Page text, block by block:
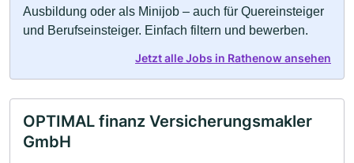
Ausbildung oder als Minijob – auch für Quereinsteiger
und Berufseinsteiger. Einfach filtern und bewerben.
Jetzt alle Jobs in Rathenow ansehen
OPTIMAL finanz Versicherungsmakler
GmbH